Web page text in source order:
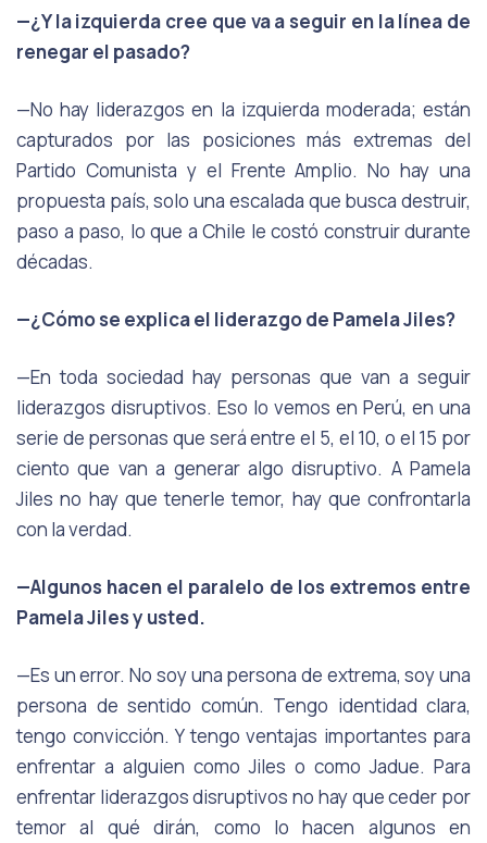
—¿Y la izquierda cree que va a seguir en la línea de
renegar el pasado?
—No hay liderazgos en la izquierda moderada; están
capturados por las posiciones más extremas del
Partido Comunista y el Frente Amplio. No hay una
propuesta país, solo una escalada que busca destruir,
paso a paso, lo que a Chile le costó construir durante
décadas.
—¿Cómo se explica el liderazgo de Pamela Jiles?
—En toda sociedad hay personas que van a seguir
liderazgos disruptivos. Eso lo vemos en Perú, en una
serie de personas que será entre el 5, el 10, o el 15 por
ciento que van a generar algo disruptivo. A Pamela
Jiles no hay que tenerle temor, hay que confrontarla
con la verdad.
—Algunos hacen el paralelo de los extremos entre
Pamela Jiles y usted.
—Es un error. No soy una persona de extrema, soy una
persona de sentido común. Tengo identidad clara,
tengo convicción. Y tengo ventajas importantes para
enfrentar a alguien como Jiles o como Jadue. Para
enfrentar liderazgos disruptivos no hay que ceder por
temor al qué dirán, como lo hacen algunos en